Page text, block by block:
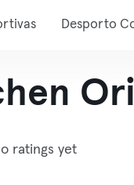
Desporto
ratings yet